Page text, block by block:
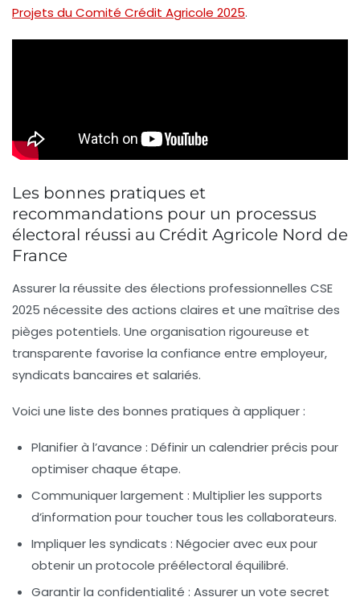
Projets du Comité Crédit Agricole 2025.
Les bonnes pratiques et
recommandations pour un processus
électoral réussi au Crédit Agricole Nord de
France
Assurer la réussite des élections professionnelles CSE
2025 nécessite des actions claires et une maîtrise des
pièges potentiels. Une organisation rigoureuse et
transparente favorise la confiance entre employeur,
syndicats bancaires et salariés.
Voici une liste des bonnes pratiques à appliquer :
Planifier à l’avance : Définir un calendrier précis pour
optimiser chaque étape.
Communiquer largement : Multiplier les supports
d’information pour toucher tous les collaborateurs.
Impliquer les syndicats : Négocier avec eux pour
obtenir un protocole préélectoral équilibré.
Garantir la confidentialité : Assurer un vote secret